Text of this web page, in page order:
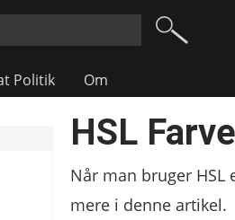
Politik Om
HSL
Når man bruger
mere i denne artikel.